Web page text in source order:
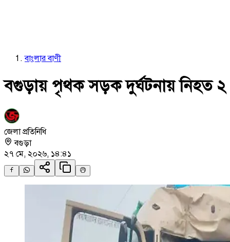
বাংলার বাণী
বগুড়ায় পৃথক সড়ক দুর্ঘটনায় নিহত ২
জেলা প্রতিনিধি
বগুড়া
২৭ মে, ২০২৬, ১৪:৪১